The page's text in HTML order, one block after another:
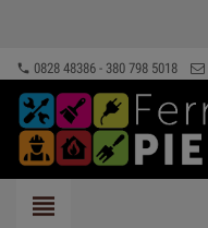
phone 0828 48386 - 380 798 5018
